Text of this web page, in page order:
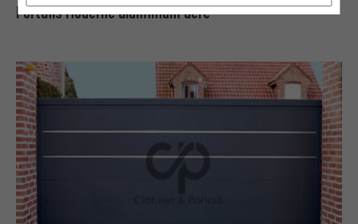
Portails Moderne aluminium aéré